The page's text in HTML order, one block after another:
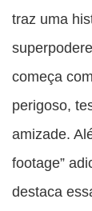
traz uma
começa
perigoso,
amizade.
footage”
destaca